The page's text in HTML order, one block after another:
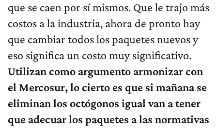
que se caen por sí mismos. Que le trajo más
costos a la industria, ahora de pronto hay
que cambiar todos los paquetes nuevos y
eso significa un costo muy significativo.
Utilizan como argumento armonizar con
el Mercosur, lo cierto es que si mañana se
eliminan los octógonos igual van a tener
que adecuar los paquetes a las normativas